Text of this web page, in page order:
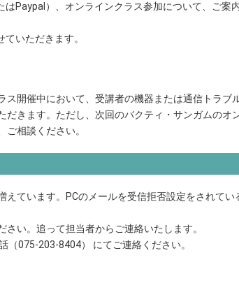
Paypal）、オンラインクラス参加について、ご案
いただきます。
開催中において、受講者の機器または通信トラブ
きます。ただし、次回のバクティ・サンガムのオ
相談ください。
ています。PCのメールを受信拒否設定をされてい
い。追って担当者からご連絡いたします。
（075-203-8404） にてご連絡ください。